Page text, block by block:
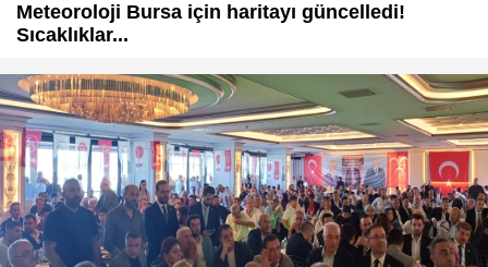
Meteoroloji Bursa için haritayı güncelledi!
Sıcaklıklar...